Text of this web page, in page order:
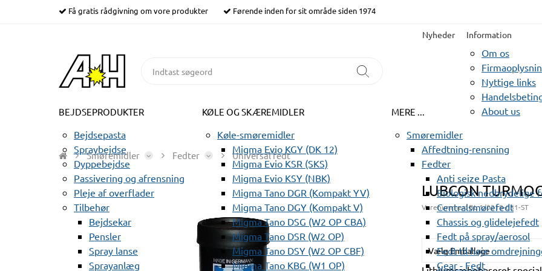
Få gratis rådgivning om vore produkter Førende inden for sit område siden 1974
Nyheder Information
Om os
Nyttige links
About us
BEJDSEPRODUKTER
Bejdsepasta
Spraybejdse
Dyppebejdse
Passivering og afrensning
Pleje af overflader
Tilbehør
Bejdsekar
Pensler
Spray lanse
Sprayanlæg
KØLE OG SKÆREMIDLER
Køle-smøremidler
Migma Evio KGY (DK 12)
Migma Evio KSR (SKS)
Migma Evio KSY (NBK)
Migma Tano DGR (Kompakt YV)
Migma Tano DGY (Kompakt V)
Migma Tano DSG (W2 OP CBA)
Migma Tano DSR (W2 OP)
Migma Tano DSY (W2 OP CBF)
Migma Tano KBG (W1 OP)
MERE ...
Smøremidler
Affedtning-rensning
Fedter
Anti seize Pasta
Biologisk nedbrydelige
Centralsmørefedt
Chassis og glidelejefedt
Fedt på spray/aerosol
Fedt til høje
Gear - Fedt
Smøremidler Fedter Universal fedt
LUBCON
Varenummer:BL 1/0218-051-ST
Vælg Emballage